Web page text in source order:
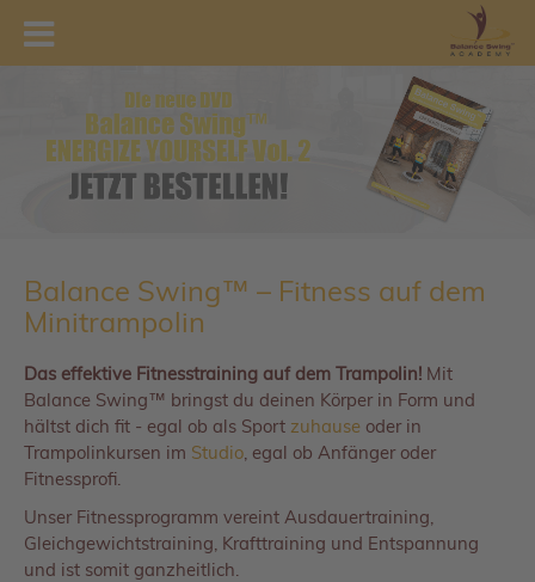
Balance Swing™ – Fitness auf dem
Minitrampolin
Das effektive Fitnesstraining auf dem Trampolin! Mit
Balance Swing™ bringst du deinen Körper in Form und
hältst dich fit - egal ob als Sport zuhause oder in
Trampolinkursen im Studio, egal ob Anfänger oder
Fitnessprofi.
Unser Fitnessprogramm vereint Ausdauertraining,
Gleichgewichtstraining, Krafttraining und Entspannung
und ist somit ganzheitlich.